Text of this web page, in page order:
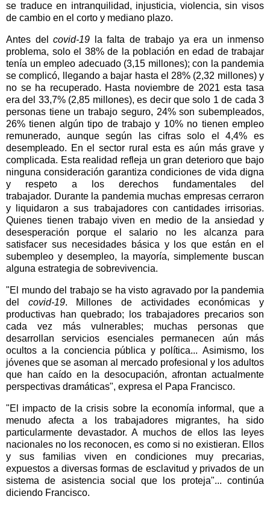
se traduce en intranquilidad, injusticia, violencia, sin visos
de cambio en el corto y mediano plazo.
Antes del covid-19 la falta de trabajo ya era un inmenso
problema, solo el 38% de la población en edad de trabajar
tenía un empleo adecuado (3,15 millones); con la pandemia
se complicó, llegando a bajar hasta el 28% (2,32 millones) y
no se ha recuperado. Hasta noviembre de 2021 esta tasa
era del 33,7% (2,85 millones), es decir que solo 1 de cada 3
personas tiene un trabajo seguro, 24% son subempleados,
26% tienen algún tipo de trabajo y 10% no tienen empleo
remunerado, aunque según las cifras solo el 4,4% es
desempleado. En el sector rural esta es aún más grave y
complicada. Esta realidad refleja un gran deterioro que bajo
ninguna consideración garantiza condiciones de vida digna
y respeto a los derechos fundamentales del
trabajador. Durante la pandemia muchas empresas cerraron
y liquidaron a sus trabajadores con cantidades irrisorias.
Quienes tienen trabajo viven en medio de la ansiedad y
desesperación porque el salario no les alcanza para
satisfacer sus necesidades básica y los que están en el
subempleo y desempleo, la mayoría, simplemente buscan
alguna estrategia de sobrevivencia.
"El mundo del trabajo se ha visto agravado por la pandemia
del covid-19.
Millones de actividades económicas y
productivas han quebrado; los trabajadores precarios son
cada vez más vulnerables; muchas personas que
desarrollan servicios esenciales permanecen aún más
ocultos a la conciencia pública y política... Asimismo, los
jóvenes que se asoman al mercado profesional y los adultos
que han caído en la desocupación, afrontan actualmente
perspectivas dramáticas", expresa el Papa Francisco.
"El impacto de la crisis sobre la economía informal, que a
menudo afecta a los trabajadores migrantes, ha sido
particularmente devastador. A muchos de ellos las leyes
nacionales no los reconocen, es como si no existieran. Ellos
y sus familias viven en condiciones muy precarias,
expuestos a diversas formas de esclavitud y privados de un
sistema de asistencia social que los proteja"... continúa
diciendo Francisco.